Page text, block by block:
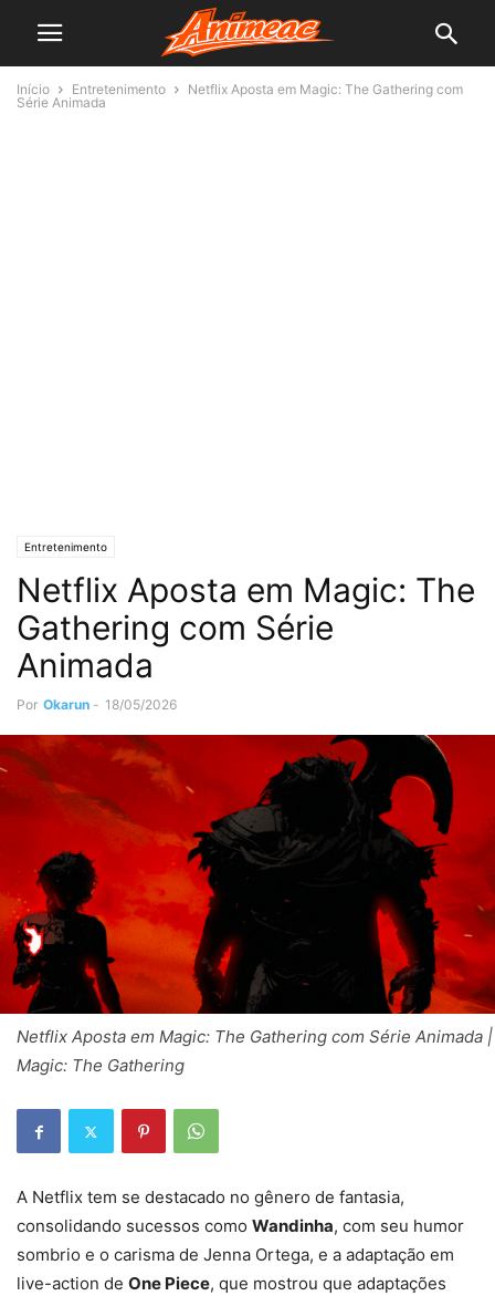
Início Entretenimento
Netflix Aposta em Magic: The Gathering com
Série Animada
Entretenimento
Netflix Aposta em Magic: The
Gathering com Série
Animada
Por Okarun - 18/05/2026
Netflix Aposta em Magic: The Gathering com Série Animada |
Magic: The Gathering
A Netflix tem se destacado no gênero de fantasia,
consolidando sucessos como Wandinha, com seu humor
sombrio e o carisma de Jenna Ortega, e a adaptação em
live-action de One Piece, que mostrou que adaptações